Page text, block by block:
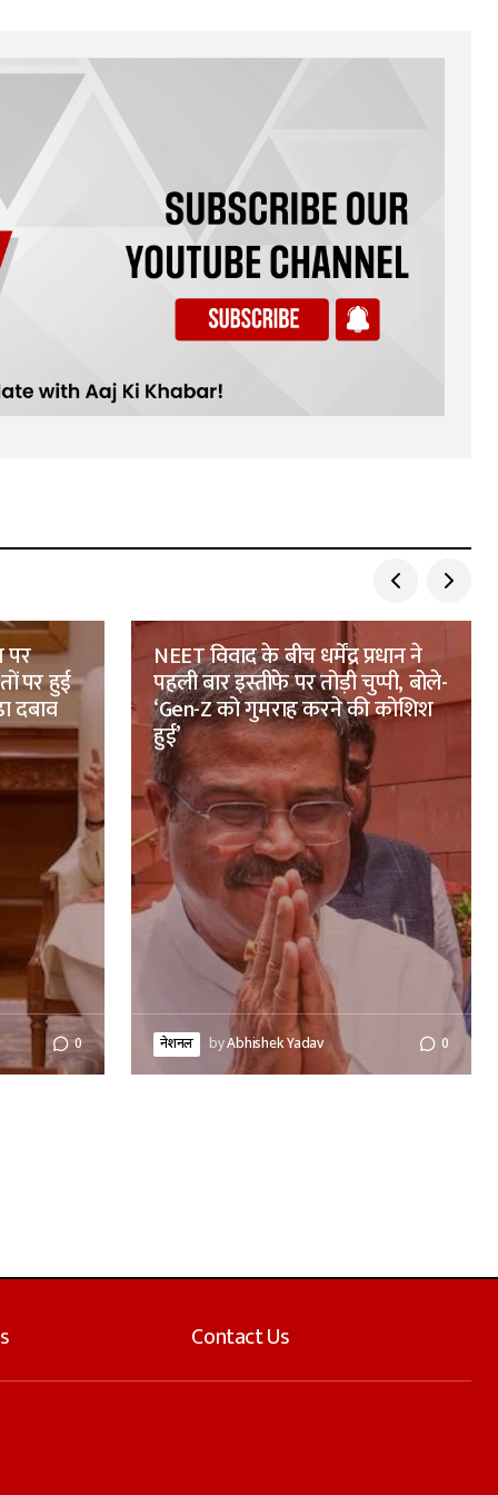
पर
पर हुई
दबाव
0
NEET विवाद के बीच धर्मेंद्र प्रधान ने
पहली बार इस्तीफे पर तोड़ी चुप्पी, बोले-
‘Gen-Z को गुमराह करने की कोशिश
हुई’
नेशनल byAbhishek Yadav 0
Contact Us